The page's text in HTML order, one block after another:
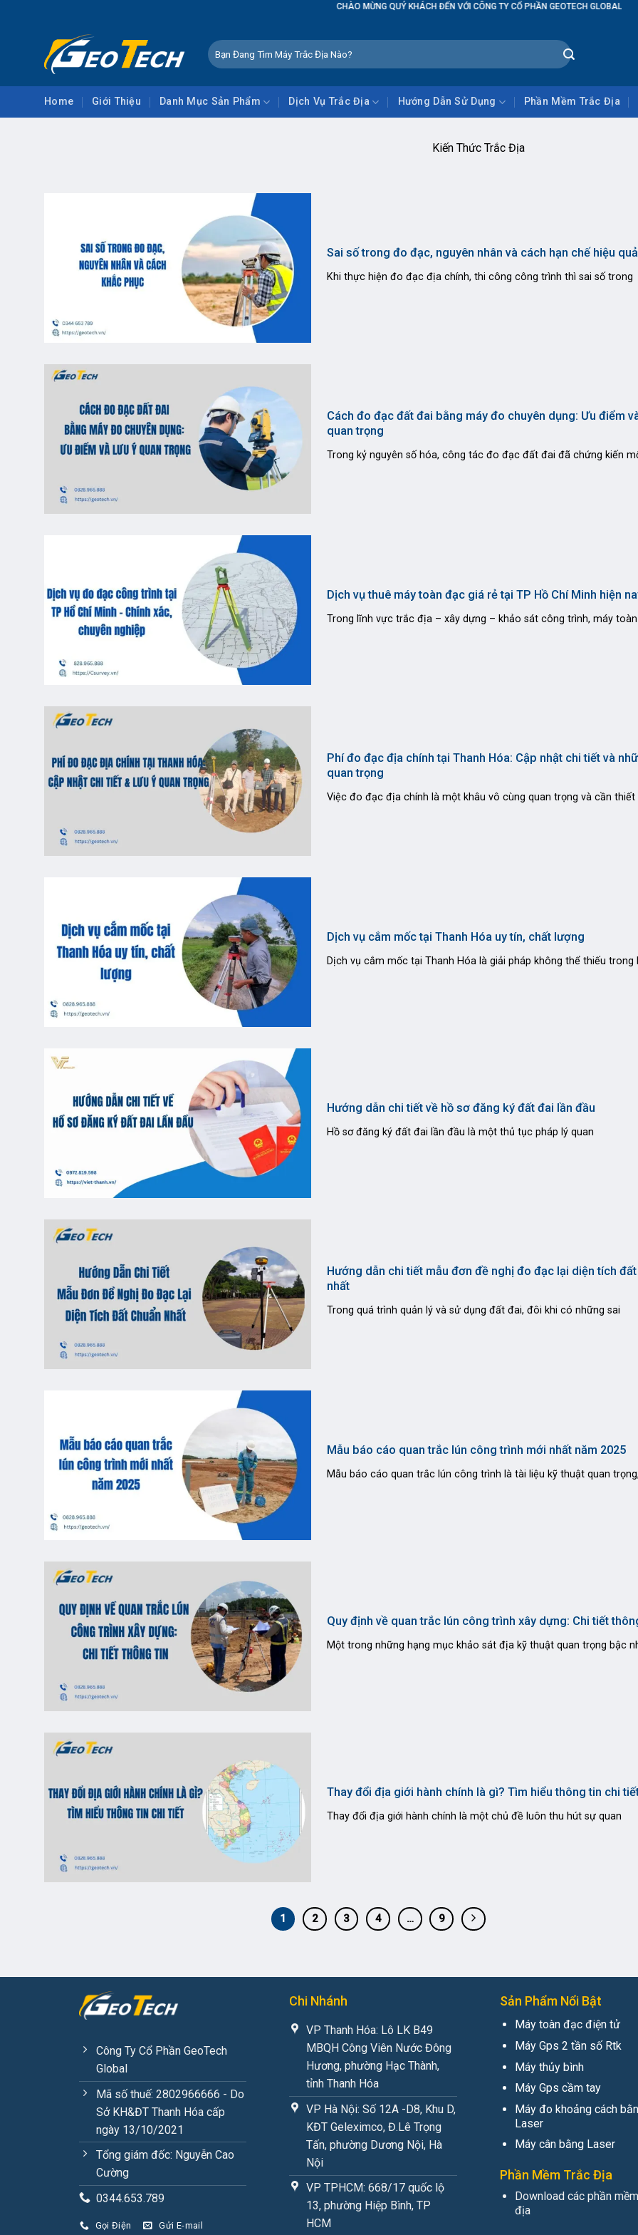
CHÀO MỪNG QUÝ KHÁCH ĐẾN VỚI CÔNG TY CỔ PHẦN GEOTECH GLOBAL
Tìm
kiếm:
Home Giới Thiệu Danh Mục Sản Phẩm Dịch Vụ Trắc Địa Hướng Dẫn Sử Dụng Phần Mềm Trắc Địa
Kiến Thức Trắc Địa
Sai số trong đo đạc, nguyên nhân và cách hạn chế hiệu quả
Khi thực hiện đo đạc địa chính, thi công công trình thì sai số trong
Cách đo đạc đất đai bằng máy đo chuyên dụng: Ưu điểm
quan trọng
Trong kỷ nguyên số hóa, công tác đo đạc đất đai đã chứng kiến
Dịch vụ thuê máy toàn đạc giá rẻ tại TP Hồ Chí Minh hiện
Trong lĩnh vực trắc địa – xây dựng – khảo sát công trình, máy toàn
Phí đo đạc địa chính tại Thanh Hóa: Cập nhật chi tiết và
quan trọng
Việc đo đạc địa chính là một khâu vô cùng quan trọng và cần thiết
Dịch vụ cắm mốc tại Thanh Hóa uy tín, chất lượng
Dịch vụ cắm mốc tại Thanh Hóa là giải pháp không thể thiếu trong
Hướng dẫn chi tiết về hồ sơ đăng ký đất đai lần đầu
Hồ sơ đăng ký đất đai lần đầu là một thủ tục pháp lý quan
Hướng dẫn chi tiết mẫu đơn đề nghị đo đạc lại diện tích
nhất
Trong quá trình quản lý và sử dụng đất đai, đôi khi có những sai
Mẫu báo cáo quan trắc lún công trình mới nhất năm 2025
Mẫu báo cáo quan trắc lún công trình là tài liệu kỹ thuật quan
Quy định về quan trắc lún công trình xây dựng: Chi tiết
Một trong những hạng mục khảo sát địa kỹ thuật quan trọng bậc
Thay đổi địa giới hành chính là gì? Tìm hiểu thông tin chi
Thay đổi địa giới hành chính là một chủ đề luôn thu hút sự quan
1 2 3 4 … 9
Công Ty Cổ Phần GeoTech
Global
Mã số thuế: 2802966666 - Do
Sở KH&ĐT Thanh Hóa cấp
ngày 13/10/2021
Tổng giám đốc: Nguyễn Cao
Cường
0344.653.789
Gọi Điện Gửi E-mail
Chi Nhánh
VP Thanh Hóa: Lô LK B49
MBQH Công Viên Nước Đông
Hương, phường Hạc Thành,
tỉnh Thanh Hóa
VP Hà Nội: Số 12A -D8, Khu D,
KĐT Geleximco, Đ.Lê Trọng
Tấn, phường Dương Nội, Hà
Nội
VP TPHCM: 668/17 quốc lộ
13, phường Hiệp Bình, TP
HCM
Sản Phẩm Nổi Bật
Máy toàn đạc điện tử
Máy Gps 2 tần số Rtk
Máy thủy bình
Máy Gps cầm tay
Máy đo khoảng cách
Laser
Máy cân bằng Laser
Phần Mềm Trắc Địa
Download các phần
địa